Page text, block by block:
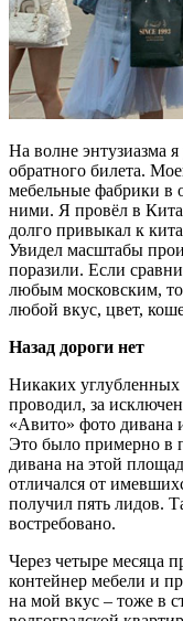
На волне энтузиазма
обратного билета.
мебельные фабрики в
ними. Я провёл в
долго привыкал к
Увидел масштабы
поразили. Если
любым московским, то
любой вкус, цвет,
Назад дороги нет
Никаких углубленных
проводил, за
«Авито» фото дивана
Это было примерно в
дивана на этой
отличался от
получил пять лидов.
востребовано.
Через четыре месяца
контейнер мебели и
на мой вкус – тоже в